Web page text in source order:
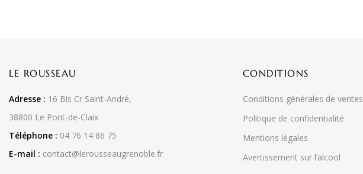
LE ROUSSEAU
Adresse : 16 Bis Cr Saint-André,
38800 Le Pont-de-Claix
Téléphone : 04 76 14 86 75
E-mail : contact@lerousseaugrenoble.fr
CONDITIONS
Conditions générales de ventes
Politique de confidentialité
Mentions légales
Avertissement sur l’alcool